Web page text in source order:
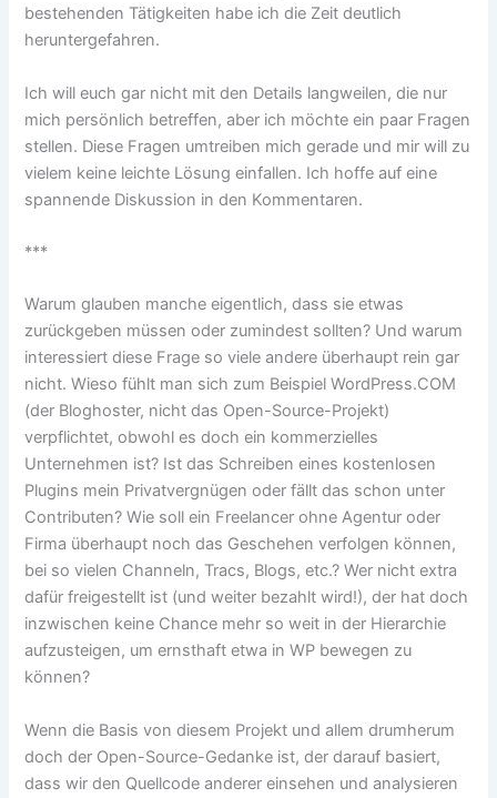
bestehenden Tätigkeiten habe ich die Zeit deutlich
heruntergefahren.
Ich will euch gar nicht mit den Details langweilen, die nur
mich persönlich betreffen, aber ich möchte ein paar Fragen
stellen. Diese Fragen umtreiben mich gerade und mir will zu
vielem keine leichte Lösung einfallen. Ich hoffe auf eine
spannende Diskussion in den Kommentaren.
***
Warum glauben manche eigentlich, dass sie etwas
zurückgeben müssen oder zumindest sollten? Und warum
interessiert diese Frage so viele andere überhaupt rein gar
nicht. Wieso fühlt man sich zum Beispiel WordPress.COM
(der Bloghoster, nicht das Open-Source-Projekt)
verpflichtet, obwohl es doch ein kommerzielles
Unternehmen ist? Ist das Schreiben eines kostenlosen
Plugins mein Privatvergnügen oder fällt das schon unter
Contributen? Wie soll ein Freelancer ohne Agentur oder
Firma überhaupt noch das Geschehen verfolgen können,
bei so vielen Channeln, Tracs, Blogs, etc.? Wer nicht extra
dafür freigestellt ist (und weiter bezahlt wird!), der hat doch
inzwischen keine Chance mehr so weit in der Hierarchie
aufzusteigen, um ernsthaft etwa in WP bewegen zu
können?
Wenn die Basis von diesem Projekt und allem drumherum
doch der Open-Source-Gedanke ist, der darauf basiert,
dass wir den Quellcode anderer einsehen und analysieren